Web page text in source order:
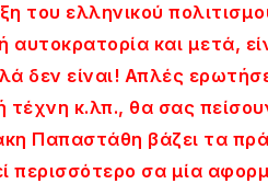
του ελληνικού
και μετά,
δεν είναι! Απλές
τέχνη κ.λπ., θα σας
Παπαστάθη βάζει τα
περισσότερο σα μία